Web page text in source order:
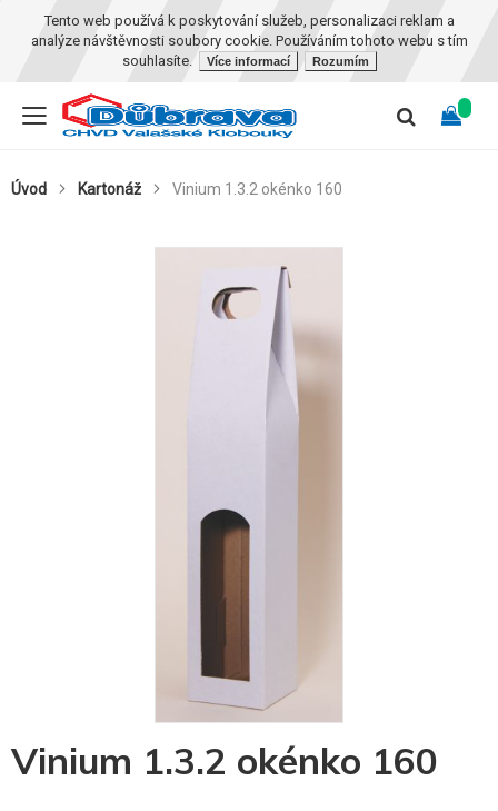
Tento web používá k poskytování služeb, personalizaci reklam a
analýze návštěvnosti soubory cookie. Používáním tohoto webu s tím
souhlasíte.
Více informací Rozumím
Úvod Kartonáž Vinium 1.3.2 okénko 160
Vinium 1.3.2 okénko 160
to